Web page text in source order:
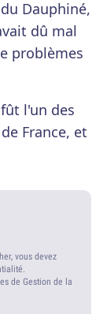
Dauphiné,
dû mal
problèmes
l'un des
France, et
vous devez
de Gestion de la